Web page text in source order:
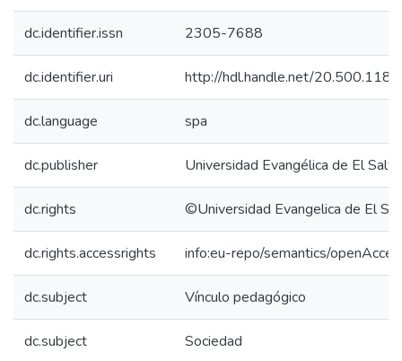
dc.identifier.issn 2305-7688
dc.identifier.uri http://hdl.handle.net/
dc.language spa
dc.publisher Universidad Evangélica de El
dc.rights ©Universidad Evangelica de El
dc.rights.accessrights info:eu-repo/semantics/
dc.subject Vínculo pedagógico
dc.subject Sociedad